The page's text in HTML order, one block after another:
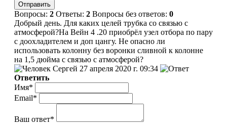
Вопросы: 2 Ответы: 2 Вопросы без ответов: 0
Добрый день. Для каких целей трубка со связью с
атмосферой?На Вейн 4 .20 приобрёл узел отбора по пару
с доохладителем и доп цангу. Не опасно ли
использовать колонну без воронки сливной к колонне
на 1,5 дюйма с связью с атмосферой?
Сергей 27 апреля 2020 г. 09:34
Ответить
Имя*
Email*
Ваш ответ*